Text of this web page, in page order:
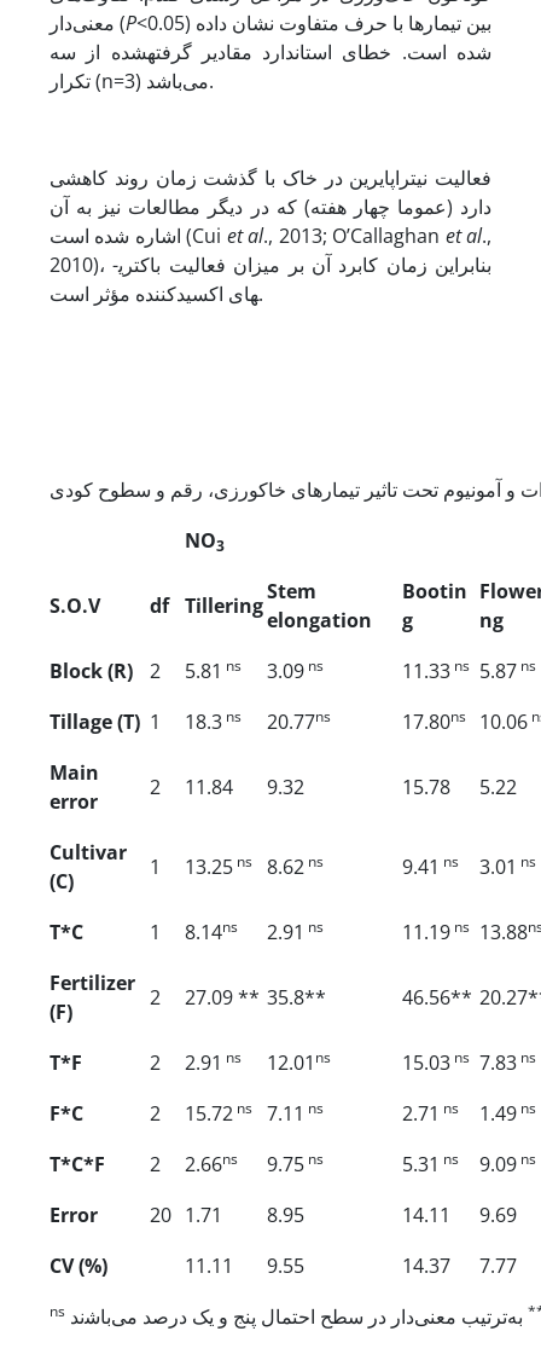
معنی‌دار (P<0.05) بین تیمارها با حرف متفاوت نشان داده
شده است. خطای استاندارد مقادیر گرفته­شده از سه
تکرار (n=3) می‌باشد.
فعالیت نیتراپایرین در خاک با گذشت زمان روند کاهشی
دارد (عموما چهار هفته) که در دیگر مطالعات نیز به آن
اشاره شده است (Cui et al., 2013; O’Callaghan et al.,
2010)، بنابراین زمان کابرد آن بر میزان فعالیت باکتری­
های اکسید­کننده مؤثر است.
NO3
S.O.V df Tillering
Stem
elongation
Bootin
g
ng
Block (R)
2 5.81 ns 3.09 ns 11.33 ns 5.87 ns
Tillage (T) 1 18.3 ns 20.77ns 17.80ns 10.06
Main
error
2 11.84 9.32 15.78 5.22
Cultivar
(C)
1 13.25 ns 8.62 ns 9.41 ns 3.01 ns
T*C 1 8.14ns 2.91 ns 11.19 ns 13.88
Fertilizer
(F)
2 27.09 ** 35.8** 46.56**
T*F 2 2.91 ns 12.01 ns 15.03 ns 7.83 ns
F*C 2 15.72 ns 7.11 ns 2.71 ns 1.49 ns
T*C*F 2 2.66ns 9.75 ns 5.31 ns 9.09 ns
Error 20 1.71 8.95 14.11
9.69
CV (%)
11.11 9.55 14.37 7.77
ns